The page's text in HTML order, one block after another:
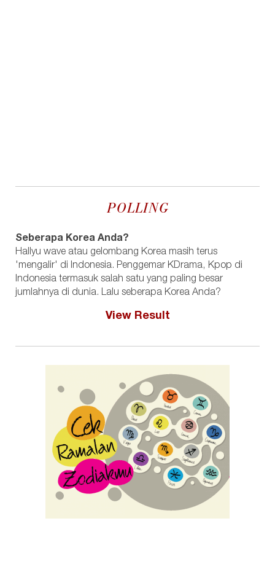
POLLING
Seberapa Korea Anda?
Hallyu wave atau gelombang Korea masih terus
'mengalir' di Indonesia. Penggemar KDrama, Kpop di
Indonesia termasuk salah satu yang paling besar
jumlahnya di dunia. Lalu seberapa Korea Anda?
View Result